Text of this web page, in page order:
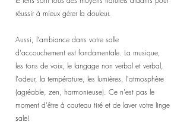
réussir à mieux gérer la douleur.
Aussi, l'ambiance dans votre salle
d'accouchement est fondamentale. La musique,
les tons de voix, le langage non verbal et verbal,
l'odeur, la température, les lumières, l'atmosphère
(agréable, zen, harmonieuse). Ce n'est pas le
moment d'être à couteau tiré et de laver votre linge
sale!